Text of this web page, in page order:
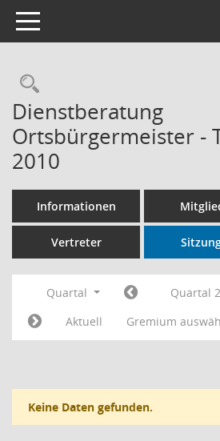
Toggle navigation
Rechercheauswahl
Dienstberatung
Ortsbürgermeister -
2010
Informationen
Vertreter
Quartal Quartal 2
Aktuell
Gremium
Keine Daten gefunden.